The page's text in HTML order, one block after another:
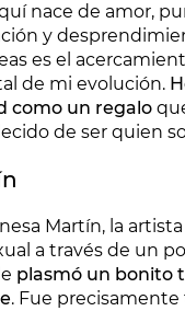
nace de amor,
y
es el
de mi evolución.
como un regalo
de ser quien
Martín, la
a través de un
plasmó un bonito
. Fue